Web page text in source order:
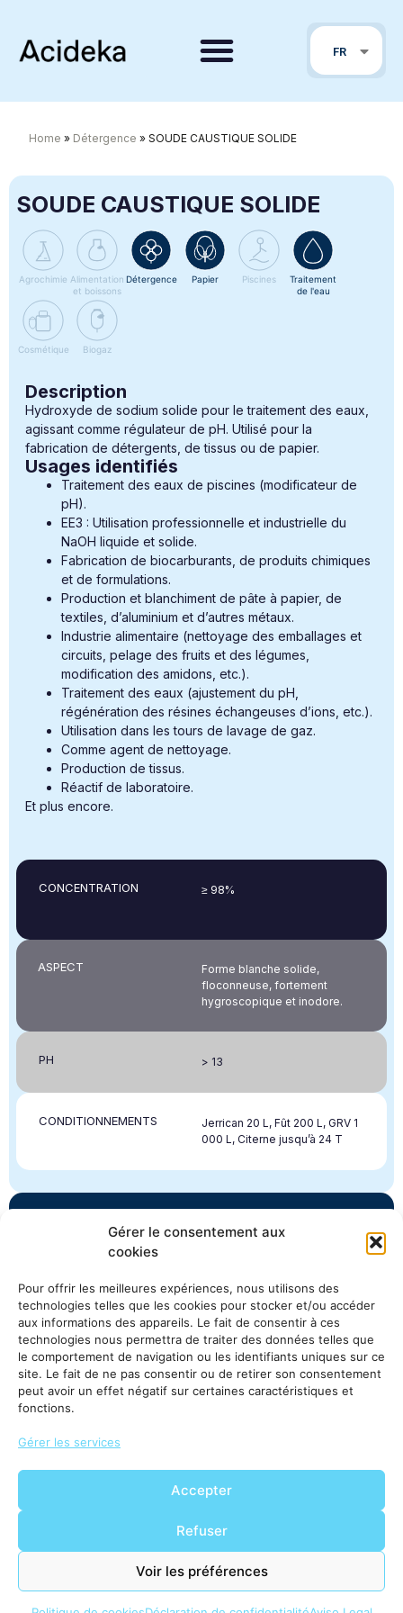
Gérer le consentement aux
cookies
Pour offrir les meilleures expériences, nous utilisons des
technologies telles que les cookies pour stocker et/ou accéder
aux informations des appareils. Le fait de consentir à ces
technologies nous permettra de traiter des données telles que
le comportement de navigation ou les identifiants uniques sur ce
site. Le fait de ne pas consentir ou de retirer son consentement
peut avoir un effet négatif sur certaines caractéristiques et
fonctions.
Gérer les services
Accepter
Refuser
Voir les préférences
FR
PT
Home » Détergence » SOUDE CAUSTIQUE SOLIDE
SOUDE CAUSTIQUE SOLIDE
Agrochimie Alimentation
et boissons
Détergence Papier Piscines
Traitement
de l'eau
Cosmétique Biogaz
Description
Hydroxyde de sodium solide pour le traitement des eaux,
agissant comme régulateur de pH. Utilisé pour la
fabrication de détergents, de tissus ou de papier.
Usages identifiés
Traitement des eaux de piscines (modificateur de
pH).
EE3 : Utilisation professionnelle et industrielle du
NaOH liquide et solide.
Fabrication de biocarburants, de produits chimiques
et de formulations.
Production et blanchiment de pâte à papier, de
textiles, d’aluminium et d’autres métaux.
Industrie alimentaire (nettoyage des emballages et
circuits, pelage des fruits et des légumes,
modification des amidons, etc.).
Traitement des eaux (ajustement du pH,
régénération des résines échangeuses d’ions, etc.).
Utilisation dans les tours de lavage de gaz.
Comme agent de nettoyage.
Production de tissus.
Réactif de laboratoire.
Et plus encore.
CONCENTRATION ≥ 98%
ASPECT
Forme blanche solide,
floconneuse, fortement
hygroscopique et inodore.
PH > 13
CONDITIONNEMENTS
Jerrican 20 L, Fût 200 L, GRV 1
000 L, Citerne jusqu’à 24 T
Vous avez besoin de ce produit?
Accédez à l’espace clients pour consulter la
disponibilité et les conditions, ou contactez notre
équipe commerciale.
Accéder à
l'espace
clients
Demander des
informations